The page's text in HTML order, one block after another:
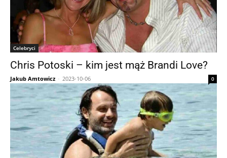
Celebryci
Chris Potoski – kim jest mąż Brandi Love?
Jakub Amtowicz - 2023-10-06 0